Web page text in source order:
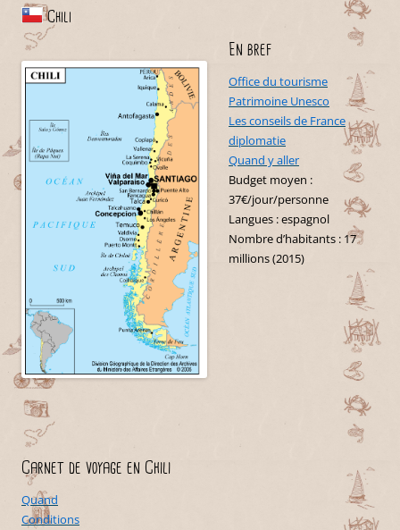
Chili
En bref
Office du tourisme
Patrimoine Unesco
Les conseils de France
diplomatie
Quand y aller
Budget moyen :
37€/jour/personne
Langues : espagnol
Nombre d’habitants : 17
millions (2015)
Carnet de voyage en Chili
Quand
Conditions